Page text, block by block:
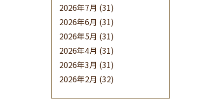
2026年7月 (31)
2026年6月 (31)
2026年5月 (31)
2026年4月 (31)
2026年3月 (31)
2026年2月 (32)